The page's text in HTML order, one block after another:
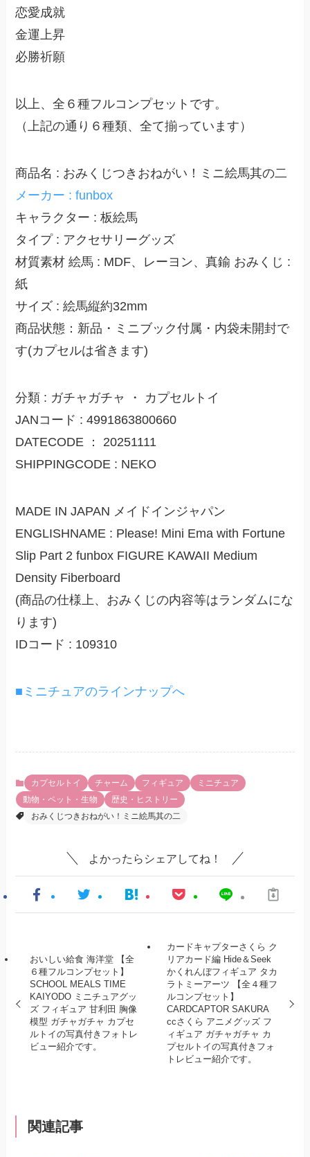
恋愛成就
金運上昇
必勝祈願
以上、全６種フルコンプセットです。
（上記の通り６種類、全て揃っています）
商品名 : おみくじつきおねがい！ミニ絵馬其の二
メーカー : funbox
キャラクター : 板絵馬
タイプ : アクセサリーグッズ
材質素材 絵馬 : MDF、レーヨン、真鍮 おみくじ :
紙
サイズ : 絵馬縦約32mm
商品状態：新品・ミニブック付属・内袋未開封で
す(カプセルは省きます)
分類 : ガチャガチャ ・ カプセルトイ
JANコード : 4991863800660
DATECODE ： 20251111
SHIPPINGCODE : NEKO
MADE IN JAPAN メイドインジャパン
ENGLISHNAME : Please! Mini Ema with Fortune
Slip Part 2 funbox FIGURE KAWAII Medium
Density Fiberboard
(商品の仕様上、おみくじの内容等はランダムにな
ります)
IDコード : 109310
■ミニチュアのラインナップへ
カプセルトイ チャーム フィギュア
ミニチュア
動物・ペット・生物
歴史・ヒストリー
おみくじつきおねがい！ミニ絵馬其の二
よかったらシェアしてね！
おいしい給食 海洋堂 【全
６種フルコンプセット】
SCHOOL MEALS TIME
KAIYODO ミニチュアグッ
ズ フィギュア 甘利田 胸像
模型 ガチャガチャ カプセ
ルトイの写真付きフォトレ
ビュー紹介です。
カードキャプターさくら ク
リアカード編 Hide＆Seek
かくれんぼフィギュア タカ
ラトミーアーツ 【全４種フ
ルコンプセット】
CARDCAPTOR SAKURA
ccさくら アニメグッズ フ
ィギュア ガチャガチャ カ
プセルトイの写真付きフォ
トレビュー紹介です。
関連記事